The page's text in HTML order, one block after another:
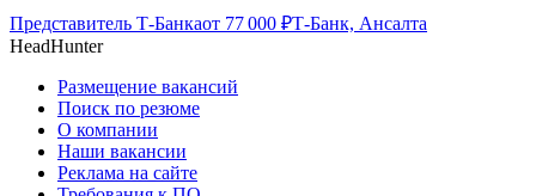
Представитель Т-Банкаот 77 000 ₽Т-Банк, Ансалта
HeadHunter
Размещение вакансий
Поиск по резюме
О компании
Наши вакансии
Реклама на сайте